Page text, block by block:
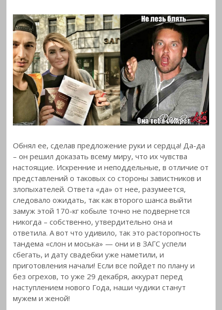
Обнял ее, сделав предложение руки и сердца! Да-да
– он решил доказать всему миру, что их чувства
настоящие. Искренние и неподдельные, в отличие от
представлений о таковых со стороны завистников и
злопыхателей. Ответа «да» от нее, разумеется,
следовало ожидать, так как второго шанса выйти
замуж этой 170-кг кобыле точно не подвернется
никогда – собственно, утвердительно она и
ответила. А вот что удивило, так это расторопность
тандема «слон и моська» — они и в ЗАГС успели
сбегать, и дату свадебки уже наметили, и
приготовления начали! Если все пойдет по плану и
без огрехов, то уже 29 декабря, аккурат перед
наступлением нового Года, наши чудики станут
мужем и женой!